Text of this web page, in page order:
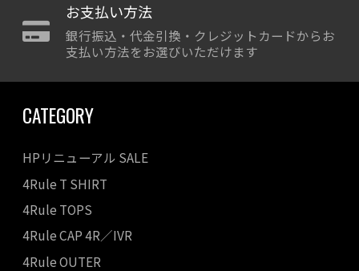
お支払い方法
銀行振込・代金引換・クレジットカードからお
支払い方法をお選びいただけます
CATEGORY
HPリニューアル SALE
4Rule T SHIRT
4Rule TOPS
4Rule CAP 4R／IVR
4Rule OUTER